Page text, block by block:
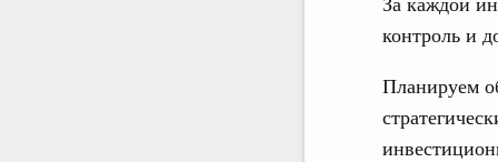
контроль и
Планируем